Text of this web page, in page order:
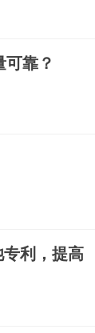
可靠？
利，提高